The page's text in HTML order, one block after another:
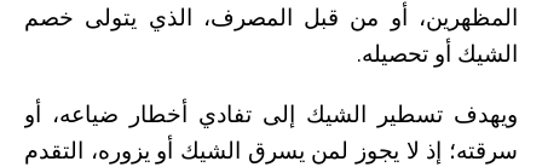
المظهرين، أو من قبل المصرف، الذي يتولى خصم
الشيك أو تحصيله.
ويهدف تسطير الشيك إلى تفادي أخطار ضياعه، أو
سرقته؛ إذ لا يجوز لمن يسرق الشيك أو يزوره، التقدم